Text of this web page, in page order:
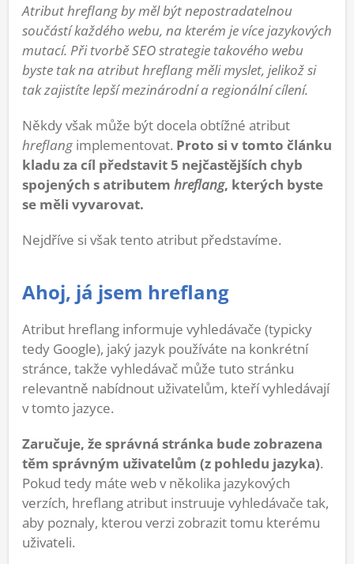
Atribut hreflang by měl být nepostradatelnou
součástí každého webu, na kterém je více jazykových
mutací. Při tvorbě SEO strategie takového webu
byste tak na atribut hreflang měli myslet, jelikož si
tak zajistíte lepší mezinárodní a regionální cílení.
Někdy však může být docela obtížné atribut
hreflangimplementovat. Proto si v tomto článku
kladu za cíl představit 5 nejčastějších chyb
spojených s atributem hreflang, kterých byste
se měli vyvarovat.
Nejdříve si však tento atribut představíme.
Ahoj, já jsem hreflang
Atribut hreflang informuje vyhledávače (typicky
tedy Google), jaký jazyk používáte na konkrétní
stránce, takže vyhledávač může tuto stránku
relevantně nabídnout uživatelům, kteří vyhledávají
v tomto jazyce.
Zaručuje, že správná stránka bude zobrazena
těm správným uživatelům (z pohledu jazyka).
Pokud tedy máte web v několika jazykových
verzích, hreflang atribut instruuje vyhledávače tak,
aby poznaly, kterou verzi zobrazit tomu kterému
uživateli.